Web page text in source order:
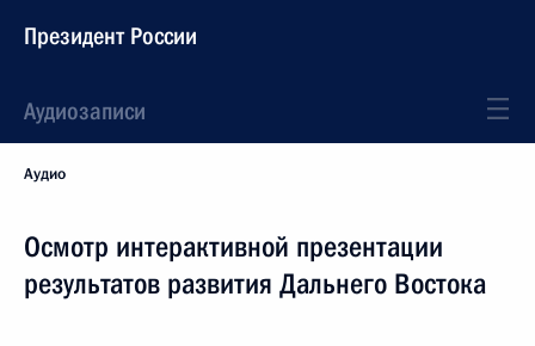
Президент России
Аудиозаписи
Аудио
Осмотр интерактивной презентации
результатов развития Дальнего Востока